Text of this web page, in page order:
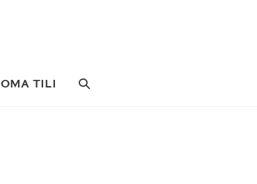
OMA TILI
SEARCH